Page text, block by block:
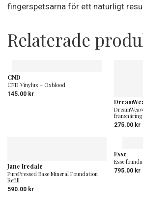
fingerspetsarna för ett naturligt
Relaterade
CND
CND Vinylux – Oxblood
145.00 kr
fransnäring
275.00 kr
Jane Iredale
PurePressed Base Mineral Foundation
Refill
590.00 kr
Esse
Esse
795.00 kr